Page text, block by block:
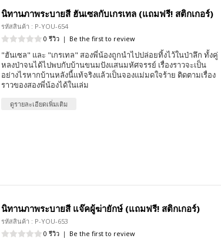
นิทานภาพระบายสี ฮันเซลกับเกรเทล (แถมฟรี! สติกเกอร์)
รหัสสินค้า : P-YOU-654
0 รีวิว | Be the first to review
"ฮันเซล" และ "เกรเทล" สองพี่น้องถูกนำไปปล่อยทิ้งไว้ในป่าลึก ทั้งคู่
หลงป่าจนได้ไปพบกับบ้านขนมปังแสนมหัศจรรย์ เรื่องราวจะเป็น
อย่างไรหากบ้านหลังนี้แท้จริงแล้วเป็นจองแม่มดใจร้าย ติดตามเรื่อง
ราวของสองพี่น้องได้ในเล่ม
ดูรายละเอียดเพิ่มเติม
นิทานภาพระบายสี แจ๊คผู้ฆ่ายักษ์ (แถมฟรี! สติกเกอร์)
รหัสสินค้า : P-YOU-653
0 รีวิว | Be the first to review